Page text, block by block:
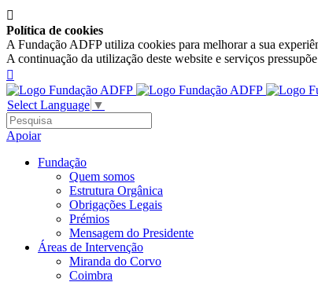

Política de cookies
A Fundação ADFP utiliza cookies para melhorar a sua
A continuação da utilização deste website e serviços

Select Language ▼
Apoiar
Fundação
Quem somos
Estrutura Orgânica
Obrigações Legais
Prémios
Mensagem do Presidente
Áreas de Intervenção
Miranda do Corvo
Coimbra